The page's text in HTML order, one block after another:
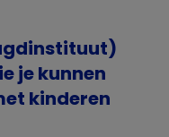
je kunnen
kinderen